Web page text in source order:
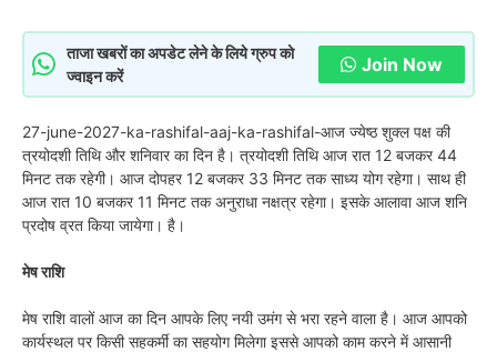
ताजा खबरों का अपडेट लेने के लिये ग्रुप को
ज्वाइन करें
Join Now
27-june-2027-ka-rashifal-aaj-ka-rashifal-आज ज्येष्ठ शुक्ल पक्ष की
त्रयोदशी तिथि और शनिवार का दिन है। त्रयोदशी तिथि आज रात 12 बजकर 44
मिनट तक रहेगी। आज दोपहर 12 बजकर 33 मिनट तक साध्य योग रहेगा। साथ ही
आज रात 10 बजकर 11 मिनट तक अनुराधा नक्षत्र रहेगा। इसके आलावा आज शनि
प्रदोष व्रत किया जायेगा। है।
मेष राशि
मेष राशि वालों आज का दिन आपके लिए नयी उमंग से भरा रहने वाला है। आज आपको
कार्यस्थल पर किसी सहकर्मी का सहयोग मिलेगा इससे आपको काम करने में आसानी